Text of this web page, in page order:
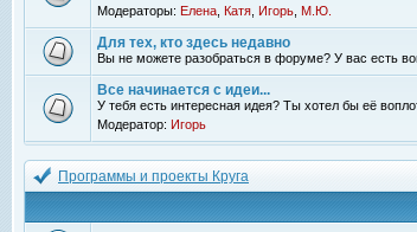
Модераторы: Елена Катя Игорь М.Ю.
Для тех, кто здесь недавно
Вы не можете разобраться в форуме? У вас есть
Все начинается с идеи...
У тебя есть интересная идея? Ты хотел бы её
Модератор: Игорь
Программы и проекты Круга